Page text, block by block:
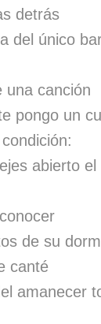
detrás
del único
una canción
pongo un
abierto
de su
canté
amanecer